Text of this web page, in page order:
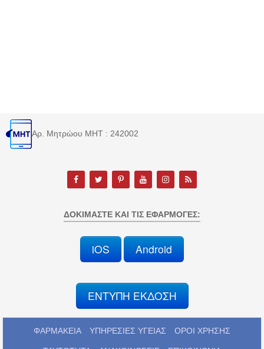
Αρ. Μητρώου MHT : 242002
ΔΟΚΙΜΆΣΤΕ ΚΑΙ ΤΙΣ ΕΦΑΡΜΟΓΈΣ:
iOS Android
ΕΝΤΥΠΗ ΕΚΔΟΣΗ
ΦΑΡΜΑΚΕΙΑ ΥΠΗΡΕΣΙΕΣ ΥΓΕΙΑΣ ΟΡΟΙ ΧΡΗΣΗΣ